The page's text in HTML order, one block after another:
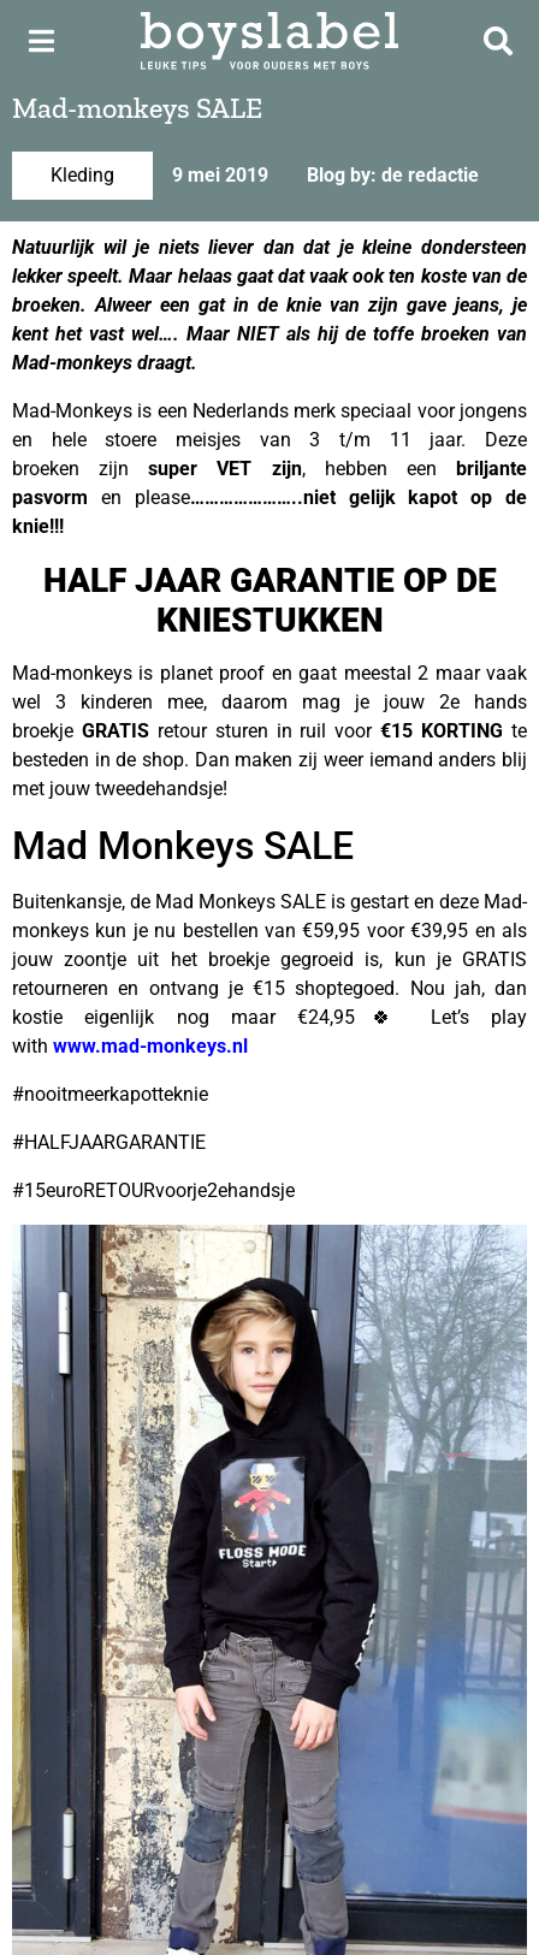
Mad-monkeys SALE
Kleding 9 mei 2019 Blog by: de redactie
Natuurlijk wil je niets liever dan dat je kleine dondersteen
lekker speelt. Maar helaas gaat dat vaak ook ten koste van de
broeken. Alweer een gat in de knie van zijn gave jeans, je
kent het vast wel…. Maar NIET als hij de toffe broeken van
Mad-monkeys draagt.
Mad-Monkeys is een Nederlands merk speciaal voor jongens
en hele stoere meisjes van 3 t/m 11 jaar. Deze
broeken zijnsuper VET zijn, hebben eenbriljante
pasvorm en please…………………..niet gelijk kapot op de
knie!!!
HALF JAAR GARANTIE OP DE
KNIESTUKKEN
Mad-monkeys is planet proof en gaat meestal 2 maar vaak
wel 3 kinderen mee, daarom mag je jouw 2e hands
broekje GRATISretour sturen in ruil voor€15 KORTING te
besteden in de shop. Dan maken zij weer iemand anders blij
met jouw tweedehandsje!
Mad Monkeys SALE
Buitenkansje, de Mad Monkeys SALE is gestart en deze Mad-
monkeys kun je nu bestellen van €59,95 voor €39,95 en als
jouw zoontje uit het broekje gegroeid is, kun je GRATIS
retourneren en ontvang je €15 shoptegoed. Nou jah, dan
kostie eigenlijk nog maar €24,95🍀 Let’s play
with www.mad-monkeys.nl
#nooitmeerkapotteknie
#HALFJAARGARANTIE
#15euroRETOURvoorje2ehandsje